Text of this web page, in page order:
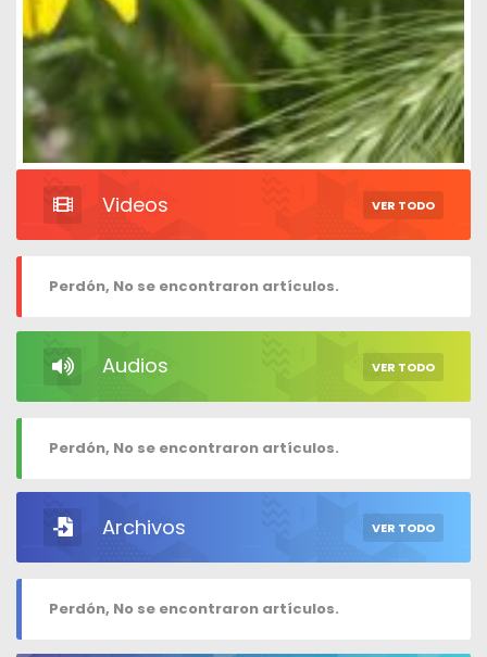
Videos VER TODO
Perdón, No se encontraron artículos.
Audios VER TODO
Perdón, No se encontraron artículos.
Archivos VER TODO
Perdón, No se encontraron artículos.